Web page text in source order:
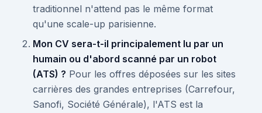
traditionnel n'attend pas le même format
qu'une scale-up parisienne.
Mon CV sera-t-il principalement lu par un
humain ou d'abord scanné par un robot
(ATS) ? Pour les offres déposées sur les sites
carrières des grandes entreprises (Carrefour,
Sanofi, Société Générale), l'ATS est la